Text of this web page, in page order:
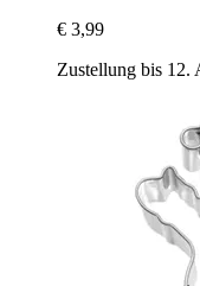
€ 3,99
Zustellung bis 12.